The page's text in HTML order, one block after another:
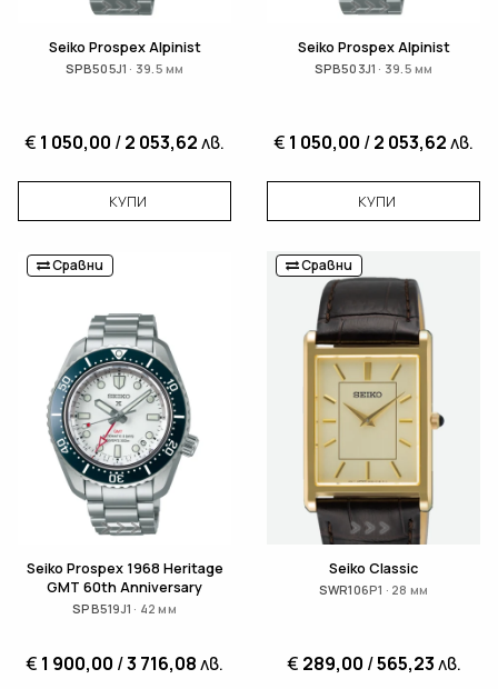
Seiko Prospex Alpinist
SPB505J1 · 39.5 мм
€ 1 050,00 /2 053,62лв.
КУПИ
Seiko Prospex Alpinist
SPB503J1 · 39.5 мм
€ 1 050,00 /2 053,62лв.
КУПИ
Сравни
Seiko Prospex 1968 Heritage
GMT 60th Anniversary
SPB519J1 · 42 мм
€ 1 900,00 /3 716,08лв.
Сравни
Seiko Classic
SWR106P1 · 28 мм
€ 289,00 /565,23лв.